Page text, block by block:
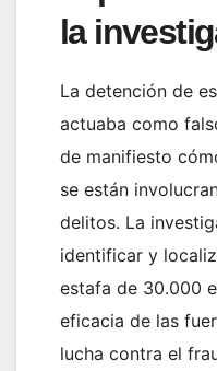
la
La detención de
actuaba como
de manifiesto
se están
delitos. La
identificar y
estafa de 30.000
eficacia de las
lucha contra el